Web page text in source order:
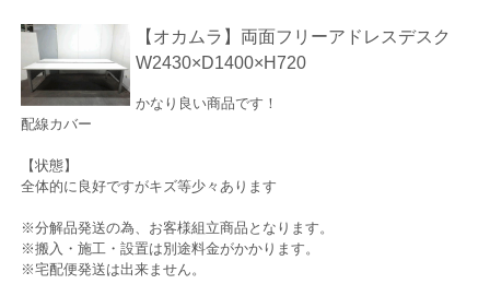
【オカムラ】両面フリーアドレスデスク
W2430×D1400×H720
かなり良い商品です！
配線カバー
【状態】
全体的に良好ですがキズ等少々あります
※分解品発送の為、お客様組立商品となります。
※搬入・施工・設置は別途料金がかかります。
※宅配便発送は出来ません。